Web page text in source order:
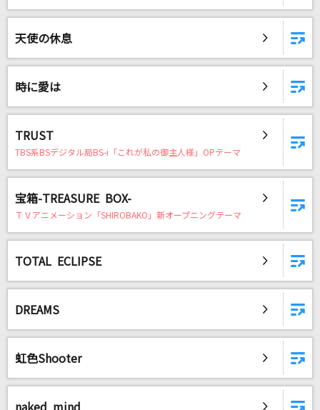
天使の休息
時に愛は
TRUST
TBS系BSデジタル局BS-i「これが私の御主人様」OPテーマ
宝箱-TREASURE BOX-
ＴＶアニメーション「SHIROBAKO」新オープニングテーマ
TOTAL ECLIPSE
DREAMS
虹色Shooter
naked mind